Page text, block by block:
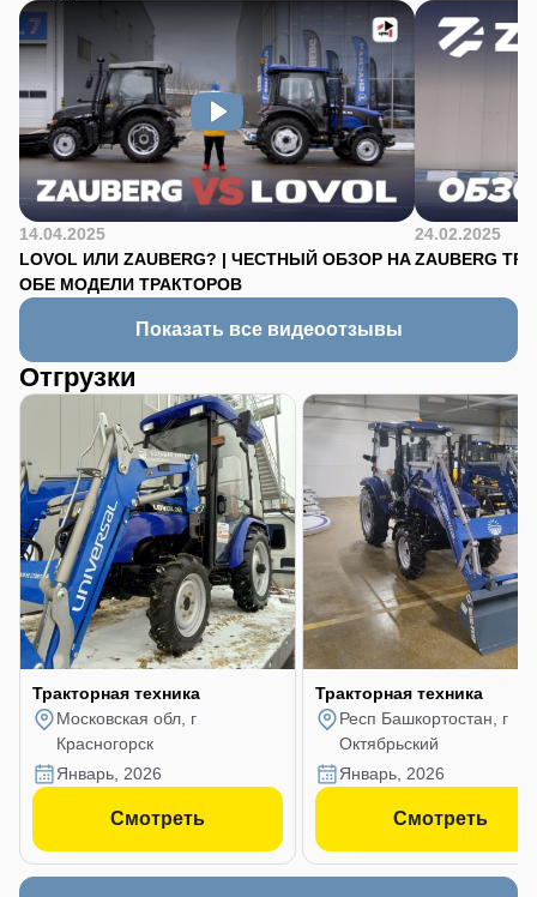
14.04.2025
LOVOL ИЛИ ZAUBERG? | ЧЕСТНЫЙ ОБЗОР НА
ОБЕ МОДЕЛИ ТРАКТОРОВ
24.02.2025
ZAUBERG
Показать все видеоотзывы
Отгрузки
Тракторная техника
Московская обл, г
Красногорск
январь, 2026
Смотреть
Тракторная техника
Респ Башкортостан, г
Октябрьский
январь, 2026
Смотреть